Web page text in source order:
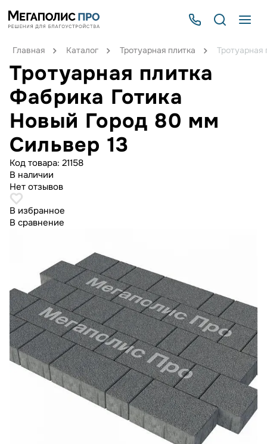
Главная Каталог Тротуарная плитка
Тротуарная плитка
Фабрика Готика
Новый Город 80 мм
Сильвер 13
Код товара: 21158
В наличии
Нет отзывов
В избранное
В сравнение